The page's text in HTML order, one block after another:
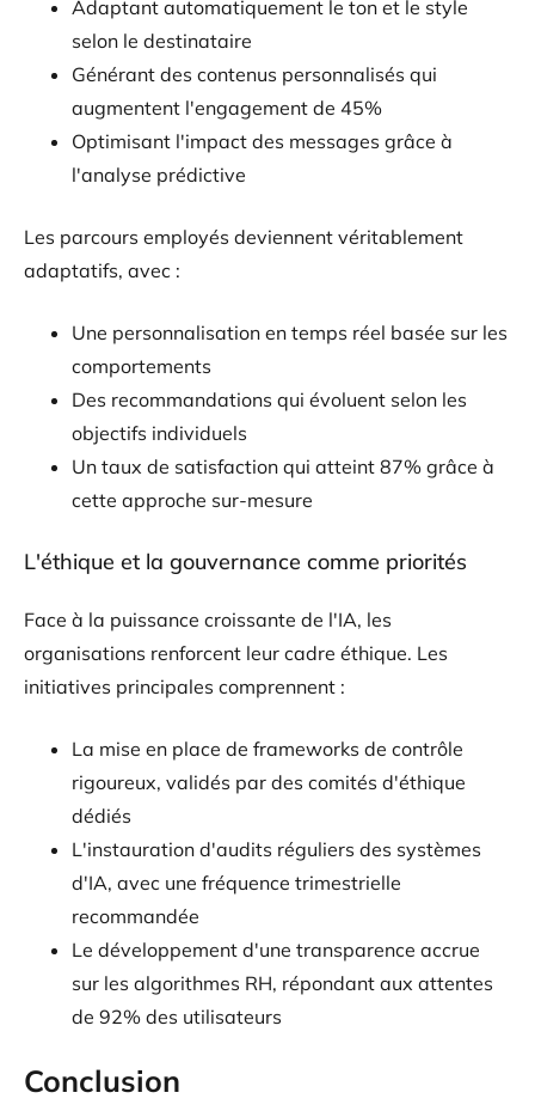
Adaptant automatiquement le ton et le style
selon le destinataire
Générant des contenus personnalisés qui
augmentent l'engagement de 45%
Optimisant l'impact des messages grâce à
l'analyse prédictive
Les parcours employés deviennent véritablement
adaptatifs, avec :
Une personnalisation en temps réel basée sur les
comportements
Des recommandations qui évoluent selon les
objectifs individuels
Un taux de satisfaction qui atteint 87% grâce à
cette approche sur-mesure
L'éthique et la gouvernance comme priorités
Face à la puissance croissante de l'IA, les
organisations renforcent leur cadre éthique. Les
initiatives principales comprennent :
La mise en place de frameworks de contrôle
rigoureux, validés par des comités d'éthique
dédiés
L'instauration d'audits réguliers des systèmes
d'IA, avec une fréquence trimestrielle
recommandée
Le développement d'une transparence accrue
sur les algorithmes RH, répondant aux attentes
de 92% des utilisateurs
Conclusion